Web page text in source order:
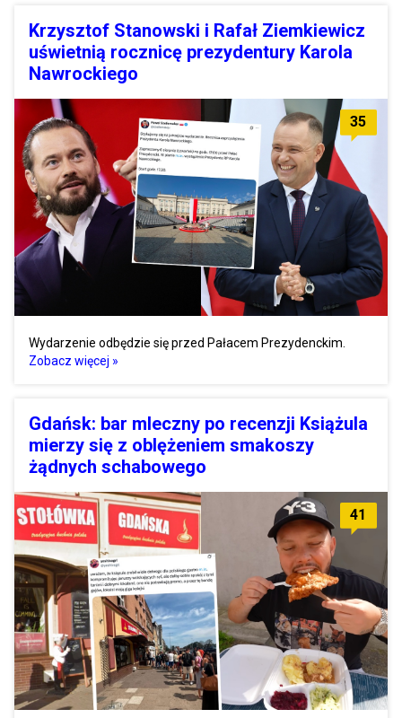
Krzysztof Stanowski i Rafał Ziemkiewicz
uświetnią rocznicę prezydentury Karola
Nawrockiego
35
Wydarzenie odbędzie się przed Pałacem Prezydenckim.
Zobacz więcej »
Gdańsk: bar mleczny po recenzji Książula
mierzy się z oblężeniem smakoszy
żądnych schabowego
41